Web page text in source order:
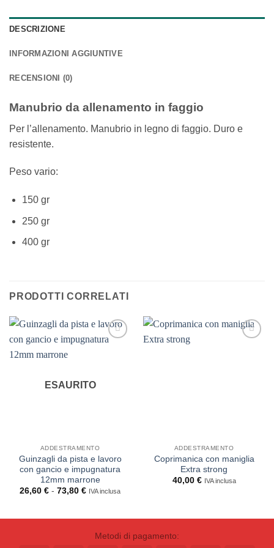
DESCRIZIONE
INFORMAZIONI AGGIUNTIVE
RECENSIONI (0)
Manubrio da allenamento in faggio
Per l’allenamento. Manubrio in legno di faggio. Duro e
resistente.
Peso vario:
150 gr
250 gr
400 gr
PRODOTTI CORRELATI
ESAURITO
ADDESTRAMENTO
Guinzagli da pista e lavoro
con gancio e impugnatura
12mm marrone
26,60 € - 73,80 €Fascia
73,80 €
IVA inclusa
ADDESTRAMENTO
Coprimanica con maniglia
Extra strong
40,00 € IVA inclusa
Metodi di pagamento: